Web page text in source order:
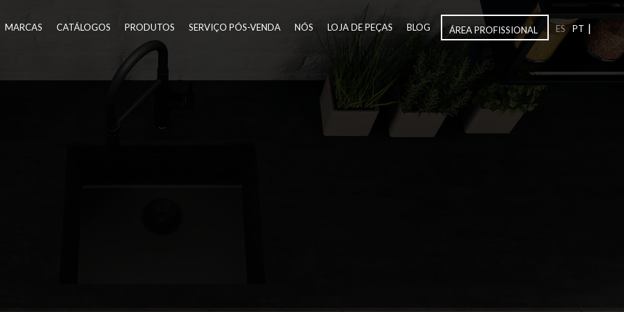
MARCAS CATÁLOGOS PRODUTOS SERVIÇO PÓS-VENDA NÓS LOJA DE PEÇAS BLOG ÁREA PROFISSIONAL ES PT |